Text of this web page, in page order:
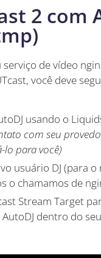
2 com
serviço de vídeo
você deve
usando o
com seu
para você)
usuário DJ (para o
o chamamos de
Stream Target
dentro do